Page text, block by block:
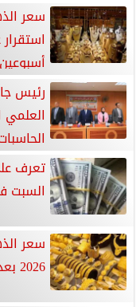
أسبوعين
رئيس
العلمي
تعرف
السبت
2026 بعد ارتفاع عيار 21